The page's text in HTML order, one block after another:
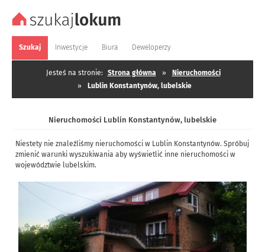
Szukaj Inwestycje Biura Deweloperzy
Jesteś na stronie: Strona główna »
Nieruchomości
»
Lublin Konstantynów, lubelskie
Nieruchomości Lublin Konstantynów, lubelskie
Niestety nie znaleźliśmy nieruchomości w Lublin Konstantynów. Spróbuj
zmienić warunki wyszukiwania aby wyświetlić inne nieruchomości w
województwie lubelskim.